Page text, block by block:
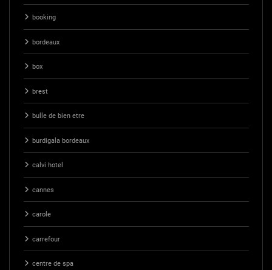
booking
bordeaux
box
brest
bulle de bien etre
burdigala bordeaux
calvi hotel
cannes
carole
carrefour
centre de spa